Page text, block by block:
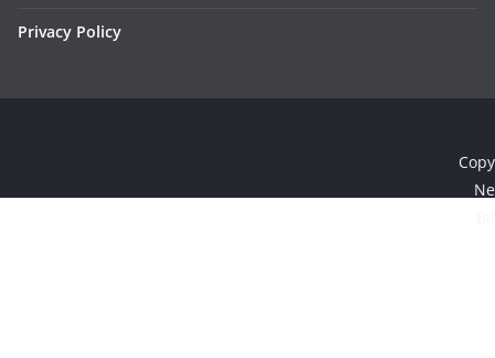
Privacy Policy